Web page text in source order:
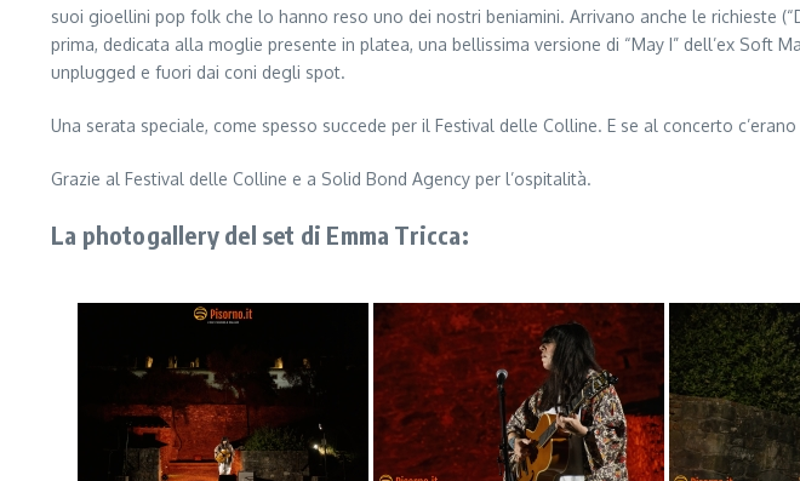
suoi gioellini pop folk che lo hanno reso uno dei nostri beniamini. Arrivano anche le richieste
prima, dedicata alla moglie presente in platea, una bellissima versione di “May I” dell’ex Soft
unplugged e fuori dai coni degli spot.
Una serata speciale, come spesso succede per il Festival delle Colline. E se al concerto
Grazie al Festival delle Colline e a Solid Bond Agency per l’ospitalità.
La photogallery del set di Emma Tricca: